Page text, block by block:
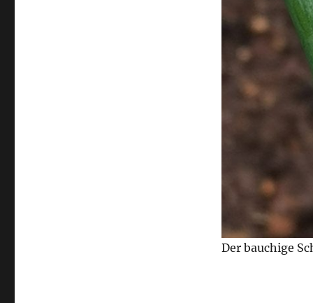
Der bauchige